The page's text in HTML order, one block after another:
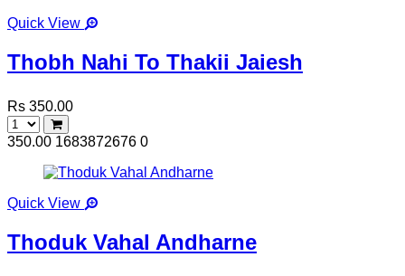
Quick View
Thobh Nahi To Thakii Jaiesh
Rs 350.00
350.00 1683872676 0
Quick View
Thoduk Vahal Andharne